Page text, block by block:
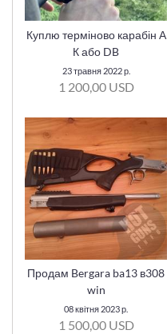
Куплю терміново карабін А
К або DB
23 травня 2022 р.
1 200,00 USD
Продам Bergara ba13 в308
win
08 квітня 2023 р.
1 500,00 USD